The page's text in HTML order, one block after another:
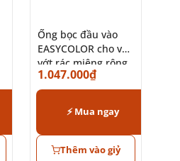
Ống bọc đầu vào
EASYCOLOR cho vợt
vớt rác miệng rộng
AstralPool
1.047.000₫
⚡ Mua ngay
Thêm vào giỷ